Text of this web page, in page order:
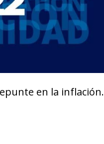
en la inflación.